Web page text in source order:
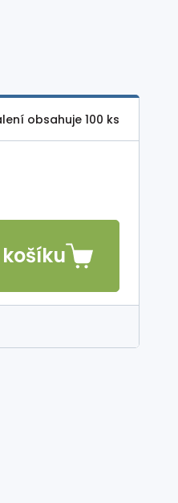
obsahuje 100 ks
košíku